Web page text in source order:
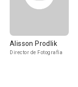
Alisson Prodlik
Director de Fotografía